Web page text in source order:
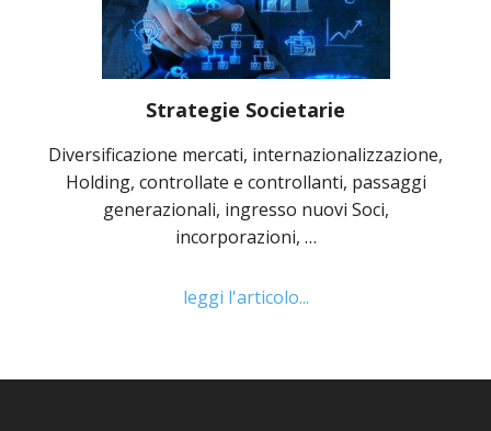
Strategie Societarie
Diversificazione mercati, internazionalizzazione,
Holding, controllate e controllanti, passaggi
generazionali, ingresso nuovi Soci,
incorporazioni, …
leggi l'articolo...